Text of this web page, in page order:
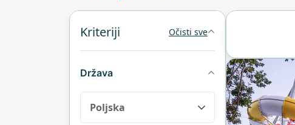
Kriteriji Očisti sve
Država